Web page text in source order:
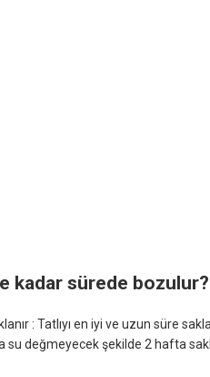
kadar sürede bozulur?
: Tatlıyı en iyi ve uzun süre
su değmeyecek şekilde 2 hafta